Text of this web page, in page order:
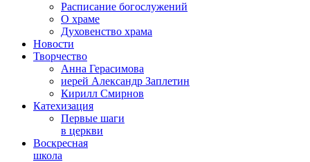
Расписание богослужений
О храме
Духовенство храма
Новости
Творчество
Анна Герасимова
иерей Александр Заплетин
Кирилл Смирнов
Катехизация
Первые шаги
в церкви
Воскресная
школа